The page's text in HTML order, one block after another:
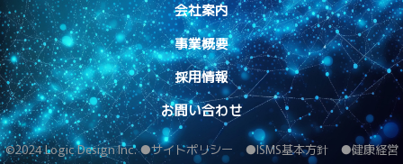
会社案内
会社概要
代表者挨拶
事業所一覧
沿革
事業概要
情報系
組込み・制御系
ITサービス
採用情報
募集職種
新卒採用
キャリア採用
お問い合わせ
©2024 Logic Design Inc.●サイトポリシー ●ISMS基本方針
●健康経営